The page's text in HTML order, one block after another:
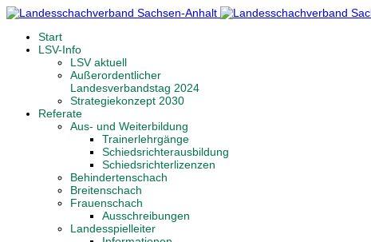
Start
LSV-Info
LSV aktuell
Außerordentlicher
Landesverbandstag 2024
Strategiekonzept 2030
Referate
Aus- und Weiterbildung
Trainerlehrgänge
Schiedsrichterausbildung
Schiedsrichterlizenzen
Behindertenschach
Breitenschach
Frauenschach
Ausschreibungen
Landesspielleiter